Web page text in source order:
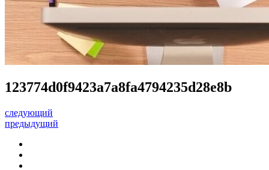
123774d0f9423a7a8fa4794235d28e8b
следующий
предыдущий